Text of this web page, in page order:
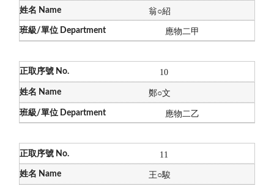
翁○紹
應物二甲
10
鄭○文
應物二乙
11
王○駿